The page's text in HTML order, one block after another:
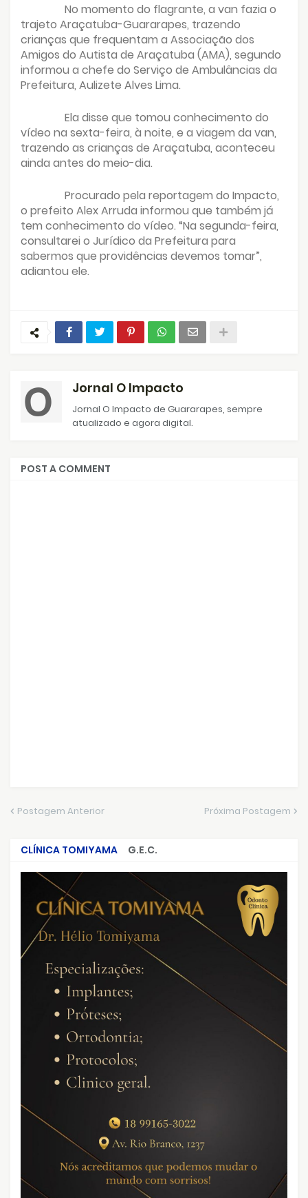
No momento do flagrante, a van fazia o
trajeto Araçatuba-Guararapes, trazendo
crianças que frequentam a Associação dos
Amigos do Autista de Araçatuba (AMA), segundo
informou a chefe do Serviço de Ambulâncias da
Prefeitura, Aulizete Alves Lima.
Ela disse que tomou conhecimento do
vídeo na sexta-feira, à noite, e a viagem da van,
trazendo as crianças de Araçatuba, aconteceu
ainda antes do meio-dia.
Procurado pela reportagem do Impacto,
o prefeito Alex Arruda informou que também já
tem conhecimento do vídeo. “Na segunda-feira,
consultarei o Jurídico da Prefeitura para
sabermos que providências devemos tomar”,
adiantou ele.
Jornal O Impacto
Jornal O Impacto de Guararapes, sempre
atualizado e agora digital.
POST A COMMENT
Postagem Anterior Próxima Postagem
CLÍNICA TOMIYAMA
G.E.C.
CRIMES QUE ABALARAM O BRASIL